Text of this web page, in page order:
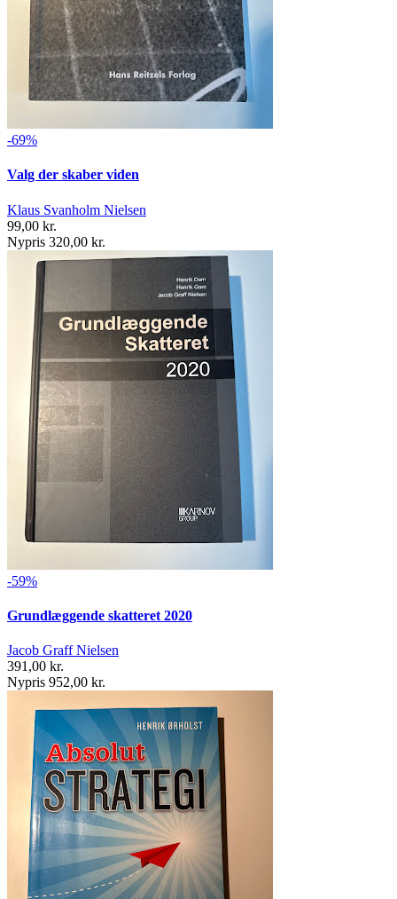
-69%
Valg der skaber viden
Klaus Svanholm Nielsen
99,00 kr.
Nypris 320,00 kr.
-59%
Grundlæggende skatteret 2020
Jacob Graff Nielsen
391,00 kr.
Nypris 952,00 kr.